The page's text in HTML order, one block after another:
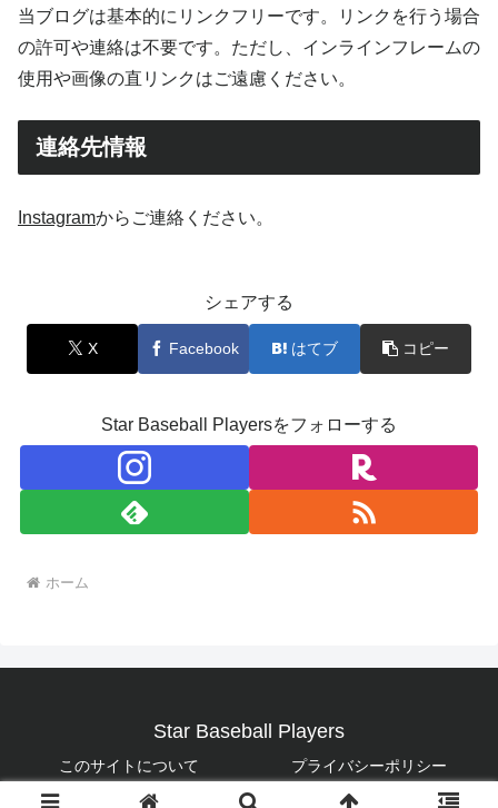
当ブログは基本的にリンクフリーです。リンクを行う場合
の許可や連絡は不要です。ただし、インラインフレームの
使用や画像の直リンクはご遠慮ください。
連絡先情報
Instagramからご連絡ください。
シェアする
X Facebook はてブ コピー
Star Baseball Playersをフォローする
ホーム
Star Baseball Players
このサイトについて プライバシーポリシー